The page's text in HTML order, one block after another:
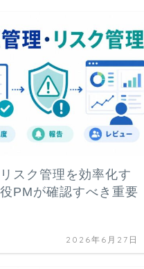
スク管理を効率化す
PMが確認すべき重要
2026年6月27日